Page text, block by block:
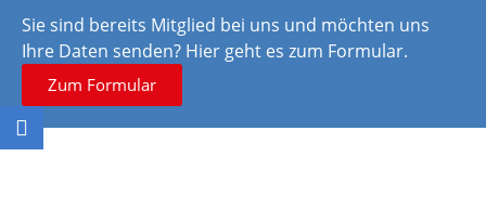
Sie sind bereits Mitglied bei uns und möchten uns
Ihre Daten senden? Hier geht es zum Formular.
Zum Formular